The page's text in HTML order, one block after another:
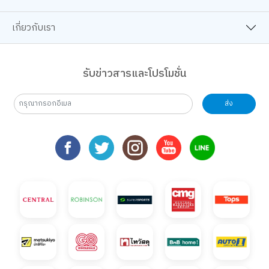
แบบฟอร์มลงทะเบียนการแข่งขัน Siam Board Games Cafe ประจำเดือ
แบบฟอร์
23 29
การแข่งขันเกม คอมโบคนปราสาท SiamBoard Games Cafe ประจำเ
กิจกรรม สไลม์เลิฟปาร์ตี้ ปั้นสนุกสุดมุ้งมิ้ง - Magical SLIME
กิจกรรม สไลม์เลิฟปาร์ตี้ ปั้นสนุกสุดมุ้งมิ้ง -
กิจกรรม สไลม์เลิฟปาร์ตี้ ปั้นสนุกสุดมุ้งมิ้
กิจกรรม สไลม์เลิฟปาร์ตี้ ปั้น
กิจกรรม สไลม์เลิฟปาร์ตี้ ปั้นสนุกสุดมุ้งมิ้ง - Magical SLIME LOVE
จอยทุก Gen ยกโรงเรียน
จอยทุก Gen ยกโรงเรียน
จอยทุก Gen ยกโรงเรียน
จอยทุก Gen ยกโรงเรียน
จอยทุก Gen ยกโรงเรียน
เตรียมพบกับกิจกรรม New Trainer Journey On Tour !!
เตรียมพบกับกิจกรรม New Trainer Journey On
เตรียมพบกับกิจกรรม New Trainer
เตรียมพบกับกิจกรรม New
เตรียมพบกับกิจกร
จอยทุก
เตรียมพบกับกิจกรรม New Trainer Journey On Tour !!
แบบฟอร์มลงทะเบียนการแข่งขัน Siam Board Games Cafe
แบบฟอร์มลงทะเบียนการแข่งขัน Siam Board
แบบฟอร์มลงทะเบียนการแข่งขัน Siam
แบบฟอร์มลงทะเบียนการแข่
แบบฟอร์มลงทะเบี
เตรียม
แบบฟอร์มลงทะเบียนการแข่งขัน Siam Board Games Cafe ประจำเดือ
แบบฟอร์
31 1 2
B2S Gift Wrapping Design contest 2026 LIVE Playful: ส่งมอบคว
B2S Gift Wrapping Design contest 2026 LIVE Playful:
B2S Gift Wrapping Design contest 2026
B2S Gift Wrapping Design contest
B2S Gift Wrapping Design
B2S Gift
การแข่งขันเกม คอมโบคนปราสาท SiamBoard Games Cafe ประจำเ
กิจกรรม สไลม์เลิฟปาร์ตี้ ปั้นสนุกสุดมุ้งมิ้ง - Magical SLIME
กิจกรรม สไลม์เลิฟปาร์ตี้ ปั้นสนุกสุดมุ้งมิ้ง - Magical
กิจกรรม สไลม์เลิฟปาร์ตี้ ปั้นสนุกสุดมุ้งมิ้ง
กิจกรรม สไลม์เลิฟปาร์ตี้ ปั้นส
กิจกรรม สไลม์เลิฟ
กิจกรรม สไลม์เลิฟปาร์ตี้ ปั้นสนุกสุดมุ้งมิ้ง - Magical SLIME LOVE
เตรียมพบกับกิจกรรม New Trainer Journey On Tour !!
จอยทุก Gen ยกโรงเรียน
แบบฟอร์มลงทะเบียนการแข่งขัน Siam Board Games Cafe ประจำเดือ
เกี่ยวกับเรา
รับข่าวสารและโปรโมชั่น
ส่ง